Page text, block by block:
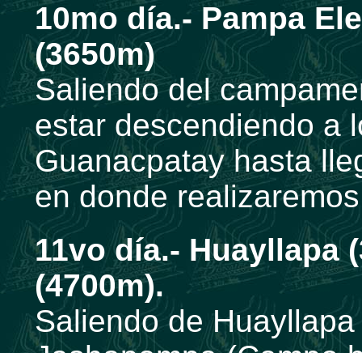
10mo día.- Pampa
(3650m)
Saliendo del
estar descendiendo a
Guanacpatay hasta
en donde
11vo día.- Huayllapa
(4700m).
Saliendo de